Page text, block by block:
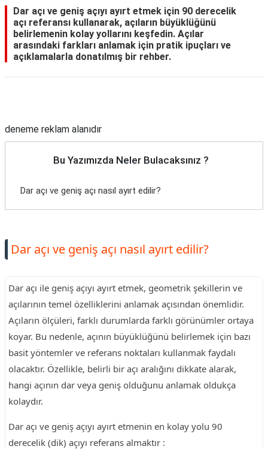
Dar açı ve geniş açıyı ayırt etmek için 90 derecelik
açı referansı kullanarak, açıların büyüklüğünü
belirlemenin kolay yollarını keşfedin. Açılar
arasındaki farkları anlamak için pratik ipuçları ve
açıklamalarla donatılmış bir rehber.
deneme reklam alanıdır
Bu Yazımızda Neler Bulacaksınız ?
Dar açı ve geniş açı nasıl ayırt edilir?
Dar açı ve geniş açı nasıl ayırt edilir?
Dar açı ile geniş açıyı ayırt etmek, geometrik şekillerin ve
açılarının temel özelliklerini anlamak açısından önemlidir.
Açıların ölçüleri, farklı durumlarda farklı görünümler ortaya
koyar. Bu nedenle, açının büyüklüğünü belirlemek için bazı
basit yöntemler ve referans noktaları kullanmak faydalı
olacaktır. Özellikle, belirli bir açı aralığını dikkate alarak,
hangi açının dar veya geniş olduğunu anlamak oldukça
kolaydır.
Dar açı ve geniş açıyı ayırt etmenin en kolay yolu 90
derecelik (dik) açıyı referans almaktır :